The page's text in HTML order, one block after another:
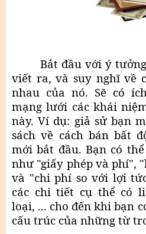
Bắt đầu với ý
viết ra, và suy nghĩ về
nhau của nó. Sẽ có
mạng lưới các khái
này. Ví dụ: giả sử bạn
sách về cách bán bất
mới bắt đầu. Bạn có
như "giấy phép và phí",
và "chi phí so với lợi
các chi tiết cụ thể có
loại, ... cho đến khi bạn
cấu trúc của những từ